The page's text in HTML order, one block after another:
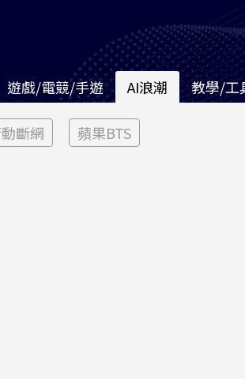
遊戲/電競/手遊 AI浪潮 教學/工
斷網 蘋果BTS